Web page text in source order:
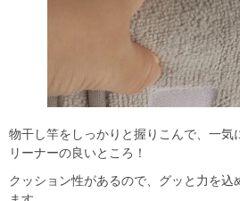
物干し竿をしっかりと握りこんで、一気
リーナーの良いところ！
クッション性があるので、グッと力を込